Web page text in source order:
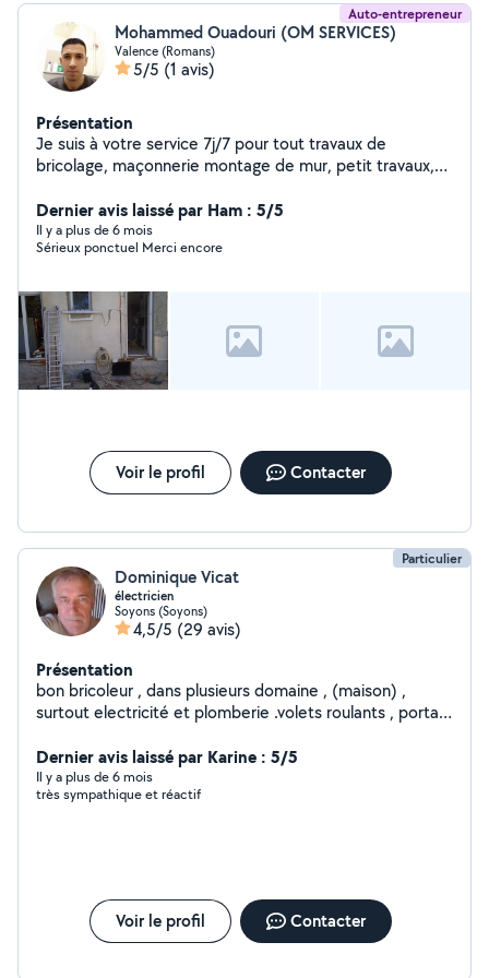
Auto-entrepreneur
Mohammed Ouadouri (OM SERVICES)
Valence (Romans)
5/5 (1 avis)
Présentation
Je suis à votre service 7j/7 pour tout travaux de
bricolage, maçonnerie montage de mur, petit travaux,
Nettoyage......
Dernier avis laissé par Ham : 5/5
Il y a plus de 6 mois
Sérieux ponctuel Merci encore
Voir le profil Contacter
Particulier
Dominique Vicat
électricien
Soyons (Soyons)
4,5/5 (29 avis)
Présentation
bon bricoleur , dans plusieurs domaine , (maison) ,
surtout electricité et plomberie .volets roulants , portail
pour premier contact , merci ..Mr Vicat , j'ai une amie qui
n'est pas abonnée et qui cherche des heures de
ménage entre st peray et beauchastel ( environ)
Dernier avis laissé par Karine : 5/5
Il y a plus de 6 mois
très sympathique et réactif
Voir le profil Contacter